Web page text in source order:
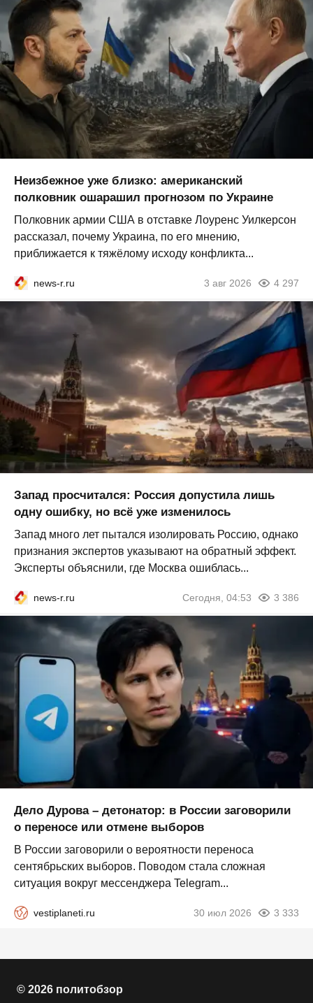
Неизбежное уже близко: американский
полковник ошарашил прогнозом по Украине
Полковник армии США в отставке Лоуренс Уилкерсон
рассказал, почему Украина, по его мнению,
приближается к тяжёлому исходу конфликта...
news-r.ru 3 авг 2026 4 297
Запад просчитался: Россия допустила лишь
одну ошибку, но всё уже изменилось
Запад много лет пытался изолировать Россию, однако
признания экспертов указывают на обратный эффект.
Эксперты объяснили, где Москва ошиблась...
news-r.ru Сегодня, 04:53 3 386
Дело Дурова – детонатор: в России заговорили
о переносе или отмене выборов
В России заговорили о вероятности переноса
сентябрьских выборов. Поводом стала сложная
ситуация вокруг мессенджера Telegram...
vestiplaneti.ru 30 июл 2026 3 333
© 2026 политобзор